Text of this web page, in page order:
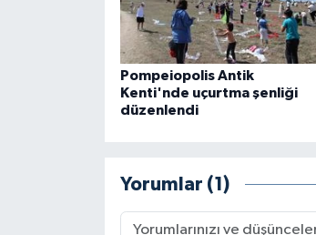
Pompeiopolis Antik
Kenti'nde uçurtma şenliği
düzenlendi
Yorumlar (1)